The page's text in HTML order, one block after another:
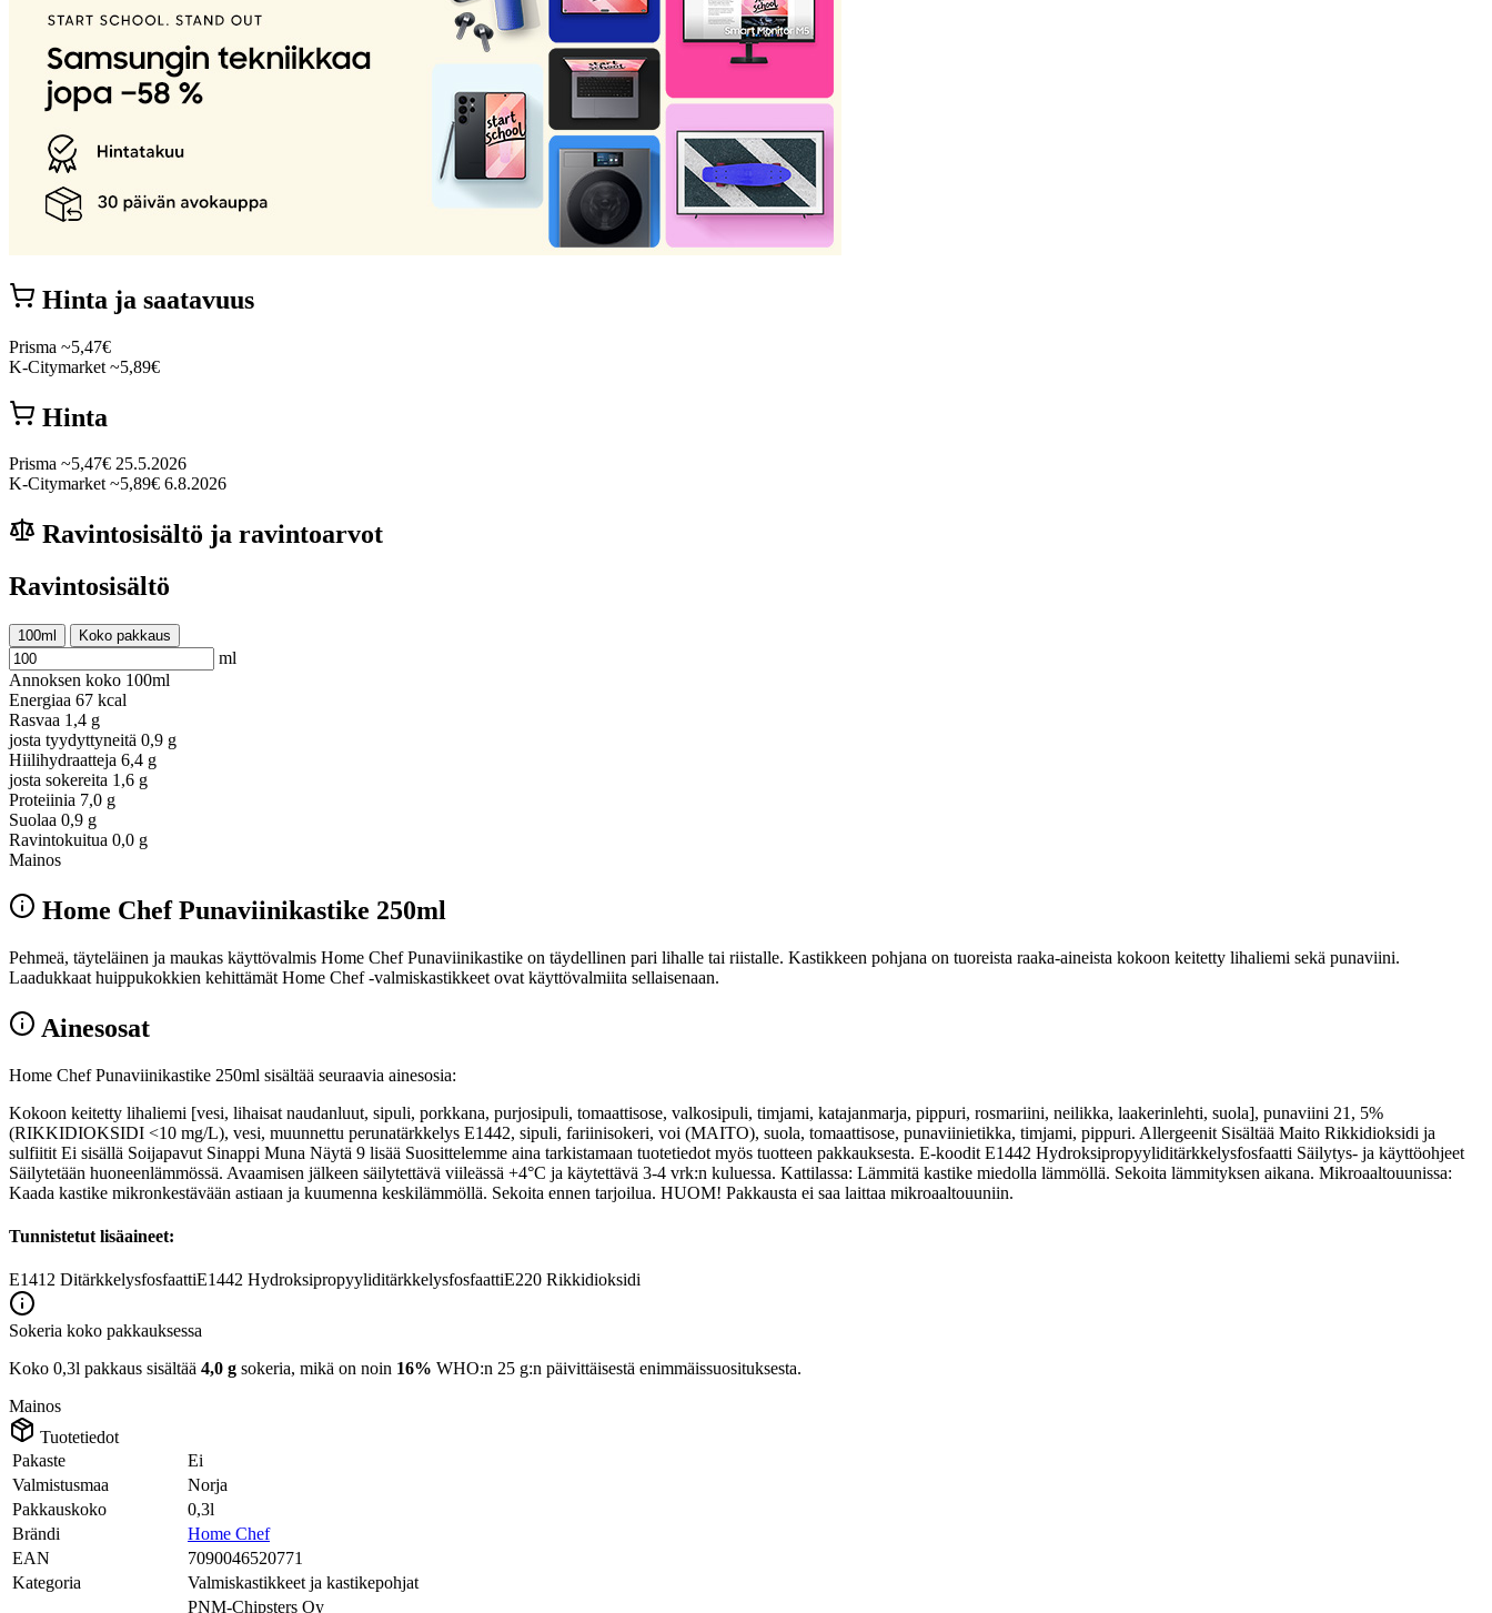
Hinta ja saatavuus
Prisma ~5,47€
K-Citymarket ~5,89€
Hinta
Prisma ~5,47€ 25.5.2026
K-Citymarket ~5,89€ 6.8.2026
Ravintosisältö ja ravintoarvot
Ravintosisältö
100ml Koko pakkaus
ml
Annoksen koko 100ml
Energiaa 67 kcal
Rasvaa 1,4 g
josta tyydyttyneitä 0,9 g
Hiilihydraatteja 6,4 g
josta sokereita 1,6 g
Proteiinia 7,0 g
Suolaa 0,9 g
Ravintokuitua 0,0 g
Mainos
Home Chef Punaviinikastike 250ml
Pehmeä, täyteläinen ja maukas käyttövalmis Home Chef Punaviinikastike on täydellinen pari lihalle tai riistalle. Kastikkeen pohjana on tuoreista raaka-aineista kokoon keitetty lihaliemi sekä punaviini.
Laadukkaat huippukokkien kehittämät Home Chef -valmiskastikkeet ovat käyttövalmiita sellaisenaan.
Ainesosat
Home Chef Punaviinikastike 250ml sisältää seuraavia ainesosia:
Kokoon keitetty lihaliemi [vesi, lihaisat naudanluut, sipuli, porkkana, purjosipuli, tomaattisose, valkosipuli, timjami, katajanmarja, pippuri, rosmariini, neilikka, laakerinlehti, suola], punaviini 21, 5%
(RIKKIDIOKSIDI <10 mg/L), vesi, muunnettu perunatärkkelys E1442, sipuli, fariinisokeri, voi (MAITO), suola, tomaattisose, punaviinietikka, timjami, pippuri. Allergeenit Sisältää Maito Rikkidioksidi ja
sulfiitit Ei sisällä Soijapavut Sinappi Muna Näytä 9 lisää Suosittelemme aina tarkistamaan tuotetiedot myös tuotteen pakkauksesta. E-koodit E1442 Hydroksipropyyliditärkkelysfosfaatti Säilytys- ja käyttöohjeet
Säilytetään huoneenlämmössä. Avaamisen jälkeen säilytettävä viileässä +4°C ja käytettävä 3-4 vrk:n kuluessa. Kattilassa: Lämmitä kastike miedolla lämmöllä. Sekoita lämmityksen aikana. Mikroaaltouunissa:
Kaada kastike mikronkestävään astiaan ja kuumenna keskilämmöllä. Sekoita ennen tarjoilua. HUOM! Pakkausta ei saa laittaa mikroaaltouuniin.
Tunnistetut lisäaineet:
E1412 DitärkkelysfosfaattiE1442 HydroksipropyyliditärkkelysfosfaattiE220 Rikkidioksidi
Sokeria koko pakkauksessa
Koko 0,3l pakkaus sisältää 4,0 g sokeria, mikä on noin 16% WHO:n 25 g:n päivittäisestä enimmäissuosituksesta.
Mainos
Tuotetiedot
Pakaste
Ei
Valmistusmaa
Norja
Pakkauskoko
0,3l
Brändi
Home Chef
EAN
7090046520771
Kategoria
Valmiskastikkeet ja kastikepohjat
PNM-Chipsters Oy